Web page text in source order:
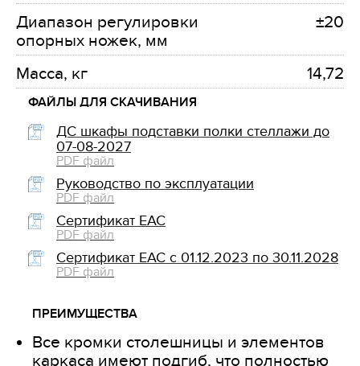
Диапазон регулировки
опорных ножек, мм
±20
Масса, кг 14,72
ФАЙЛЫ ДЛЯ СКАЧИВАНИЯ
ДС шкафы подставки полки стеллажи до
07-08-2027
PDF файл
Руководство по эксплуатации
PDF файл
Сертификат ЕАС
PDF файл
Сертификат ЕАС с 01.12.2023 по 30.11.2028
PDF файл
ПРЕИМУЩЕСТВА
Все кромки столешницы и элементов
каркаса имеют подгиб, что полностью